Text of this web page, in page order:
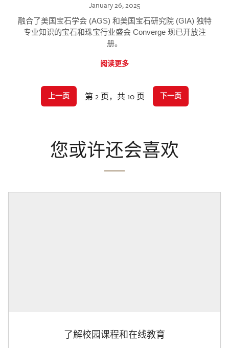
January 26, 2025
融合了美国宝石学会 (AGS) 和美国宝石研究院 (GIA) 独特
专业知识的宝石和珠宝行业盛会 Converge 现已开放注
册。
阅读更多
上一页 第 2 页，共 10 页 下一页
您或许还会喜欢
了解校园课程和在线教育